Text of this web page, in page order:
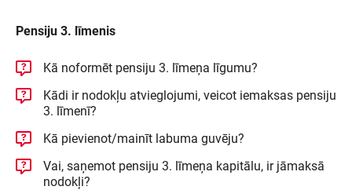
Pensiju 3. līmenis
Kā noformēt pensiju 3. līmeņa līgumu?
Kādi ir nodokļu atvieglojumi, veicot iemaksas pensiju
3. līmenī?
Kā pievienot/mainīt labuma guvēju?
Vai, saņemot pensiju 3. līmeņa kapitālu, ir jāmaksā
nodokļi?